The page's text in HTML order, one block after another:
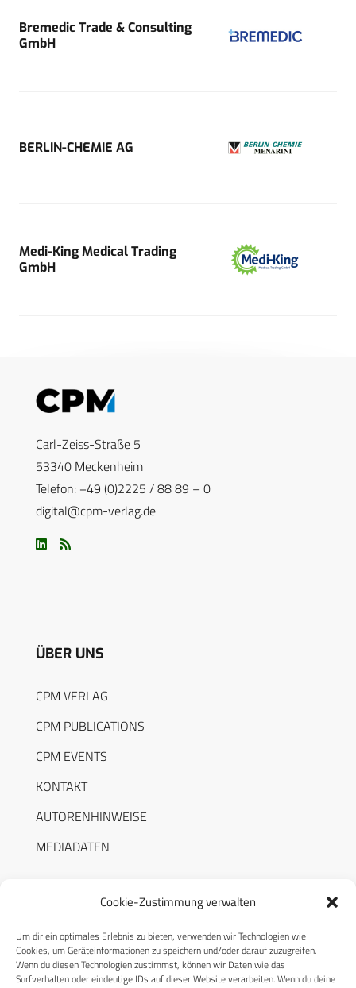
Cookie-Zustimmung verwalten
Um dir ein optimales Erlebnis zu bieten, verwenden wir Technologien wie
Cookies, um Geräteinformationen zu speichern und/oder darauf zuzugreifen.
Wenn du diesen Technologien zustimmst, können wir Daten wie das
Surfverhalten oder eindeutige IDs auf dieser Website verarbeiten. Wenn du deine
Bremedic Trade & Consulting
GmbH
BERLIN-CHEMIE AG
Medi-King Medical Trading
GmbH
Carl-Zeiss-Straße 5
53340 Meckenheim
Telefon: +49 (0)2225 / 88 89 – 0
digital@cpm-verlag.de
ÜBER UNS
CPM VERLAG
CPM PUBLICATIONS
CPM EVENTS
KONTAKT
AUTORENHINWEISE
MEDIADATEN
RECHTLICHES